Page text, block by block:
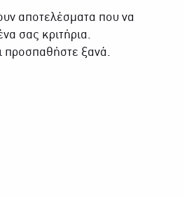
αποτελέσματα που να
σας κριτήρια.
προσπαθήστε ξανά.